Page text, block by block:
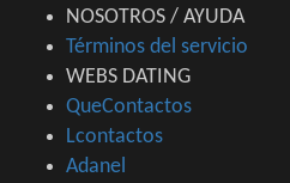
NOSOTROS / AYUDA
Términos del servicio
WEBS DATING
QueContactos
Lcontactos
Adanel